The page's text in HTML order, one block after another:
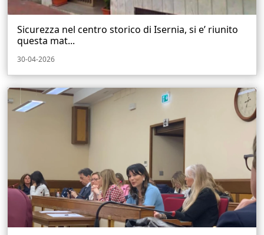
Sicurezza nel centro storico di Isernia, si e’ riunito
questa mat...
30-04-2026